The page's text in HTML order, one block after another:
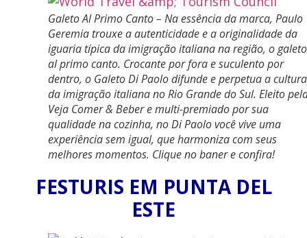
Galeto Al Primo Canto – Na essência da marca, Paulo
Geremia trouxe a autenticidade e a originalidade da
iguaria típica da imigração italiana na região, o galeto
al primo canto. Crocante por fora e suculento por
dentro, o Galeto Di Paolo difunde e perpetua a cultura
da imigração italiana no Rio Grande do Sul. Eleito
Veja Comer & Beber e multi-premiado por sua
qualidade na cozinha, no Di Paolo você vive uma
experiência sem igual, que harmoniza com seus
melhores momentos. Clique no baner e confira!
FESTURIS EM PUNTA DEL
ESTE